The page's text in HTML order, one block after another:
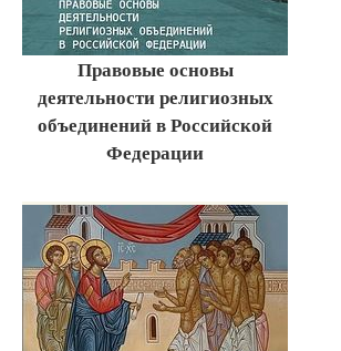
Правовые основы
деятельности религиозных
объединений в Российской
Федерации